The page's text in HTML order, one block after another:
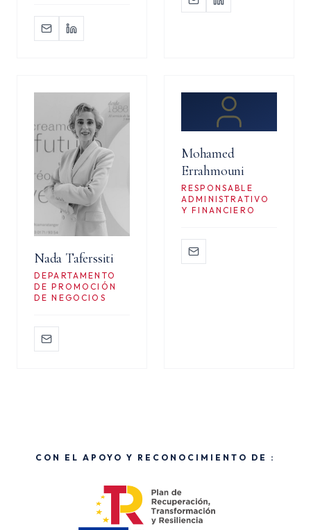
Nada Taferssiti
DEPARTAMENTO
DE PROMOCIÓN
DE NEGOCIOS
Mohamed
Errahmouni
RESPONSABLE
ADMINISTRATIVO
Y FINANCIERO
CON EL APOYO Y RECONOCIMIENTO DE :